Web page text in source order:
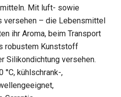
Mit luft- sowie
versehen – die Lebensmittel
ihr Aroma, beim Transport
robustem Kunststoff
Silikondichtung versehen.
kühlschrank-,